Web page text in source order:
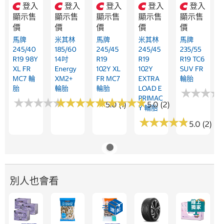
登入
顯示售
價
馬牌
245/40
R19 98Y
XL FR
MC7 輪
胎
★★★★★
★★★★★
登入
顯示售
價
米其林
185/60
14吋
Energy
XM2+
輪胎
★★★★★
★★★★★5.0 (1)
登入
顯示售
價
馬牌
245/45
R19
102Y XL
FR MC7
輪胎
★★★★★
★★★★★5.0 (2)
登入
顯示售
價
米其林
245/45
R19
102Y
EXTRA
LOAD E
PRIMAC
Y 輪胎
★★★★★
★★★★★5.0 (2)
登入
顯示售
價
馬牌
235/55
R19 TC6
SUV FR
輪胎
★★★
★★★
別人也會看